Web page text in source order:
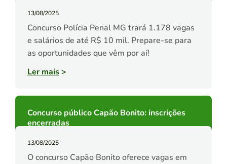
13/08/2025
Concurso Polícia Penal MG trará 1.178 vagas
e salários de até R$ 10 mil. Prepare-se para
as oportunidades que vêm por aí!
Ler mais>
Concurso público Capão Bonito: inscrições
encerradas
13/08/2025
O concurso Capão Bonito oferece vagas em